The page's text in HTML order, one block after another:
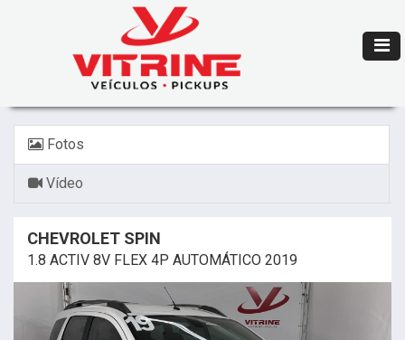
Fotos
Vídeo
CHEVROLET SPIN
1.8 ACTIV 8V FLEX 4P AUTOMÁTICO 2019